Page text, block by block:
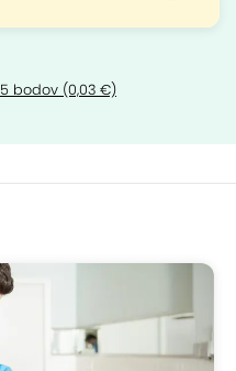
5 bodov (0,03 €)